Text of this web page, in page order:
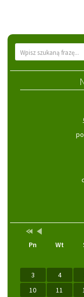
Wyszukiwarka
Kalendarz
Przestaw
na
Przestaw
na
Pn Wt
3
4
10
11